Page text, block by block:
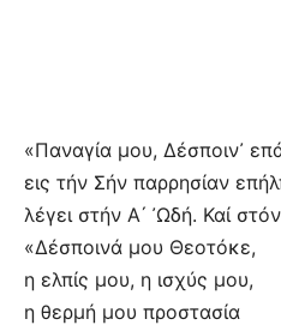
«Παναγία μου, Δέσποιν᾿
εις τήν Σήν παρρησίαν
λέγει στήν Α´ ᾿Ωδή. Καί
«Δέσποινά μου Θεοτόκε,
η ελπίς μου, η ισχύς μου,
η θερμή μου προστασία